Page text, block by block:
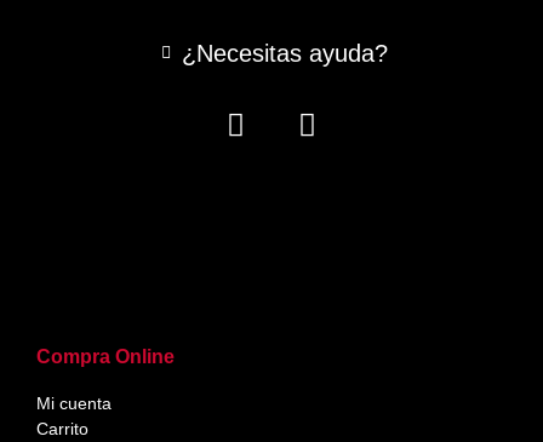
Compra Online
Mi cuenta
Carrito
¿Necesitas ayuda?